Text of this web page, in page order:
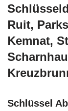
Ruit,
Kemnat,
Schlüssel